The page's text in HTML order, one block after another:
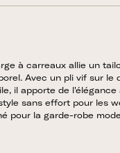
à carreaux allie un
Avec un pli vif sur le
il apporte de l'élégance
sans effort pour les
pour la garde-robe